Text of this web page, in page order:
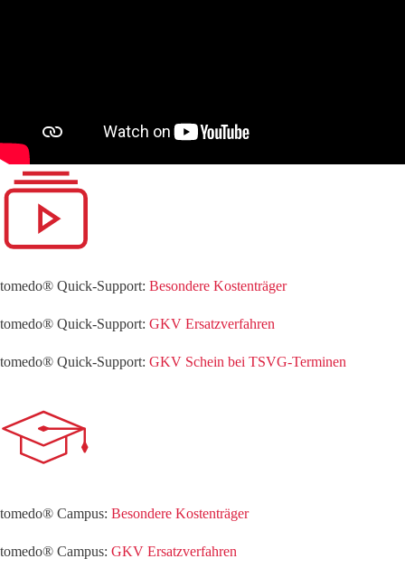
tomedo® Quick-Support: Besondere Kostenträger
tomedo® Quick-Support: GKV Ersatzverfahren
tomedo® Quick-Support: GKV Schein bei TSVG-Terminen
tomedo® Campus: Besondere Kostenträger
tomedo® Campus: GKV Ersatzverfahren